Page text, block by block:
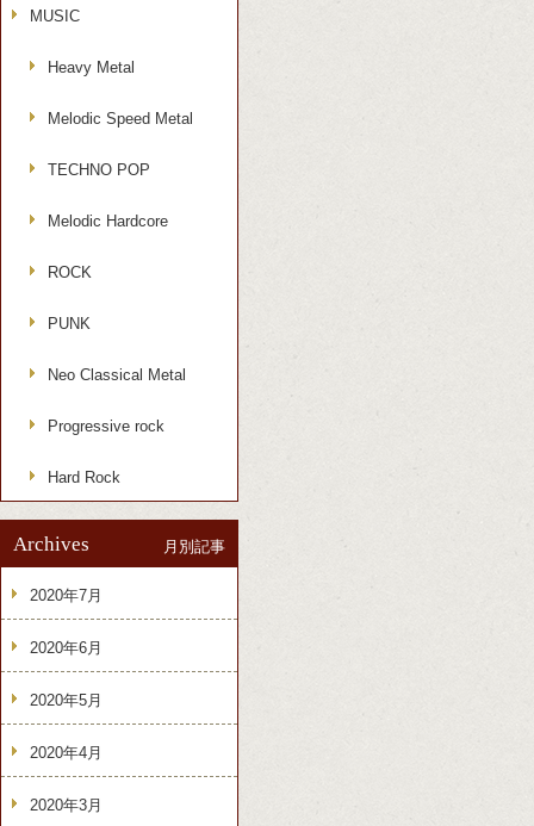
MUSIC
Heavy Metal
Melodic Speed Metal
TECHNO POP
Melodic Hardcore
ROCK
PUNK
Neo Classical Metal
Progressive rock
Hard Rock
Archives 月別記事
2020年7月
2020年6月
2020年5月
2020年4月
2020年3月